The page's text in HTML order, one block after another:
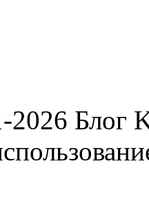
2026 Блог